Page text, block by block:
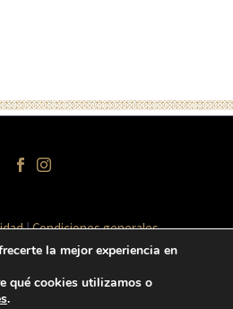
Condiciones generales
de venta Aviso legal
la mejor experiencia en
qué cookies utilizamos o
.